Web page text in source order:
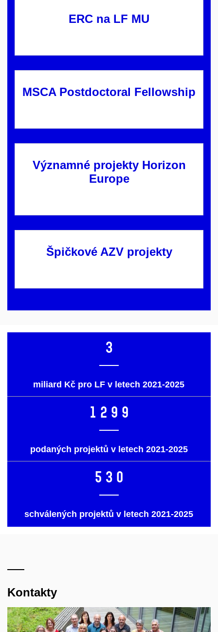
ERC na LF MU
MSCA Postdoctoral Fellowship
Významné projekty Horizon
Europe
Špičkové AZV projekty
3
miliard Kč pro LF v letech 2021-2025
1299
podaných projektů v letech 2021-2025
530
schválených projektů v letech 2021-2025
Kontakty